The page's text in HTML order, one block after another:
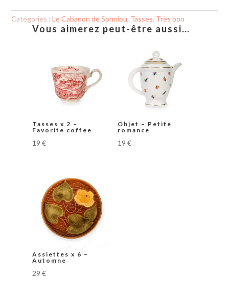
Jardin
Catégories :Le Cabanon de Sormiou, Tasses, Très bon
Vous aimerez peut-être aussi…
Tasses x 2 –
Favorite coffee
19 €
Objet – Petite
romance
19€
Assiettes x 6 –
Automne
29 €